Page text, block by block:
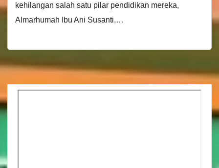
kehilangan salah satu pilar pendidikan mereka,
Almarhumah Ibu Ani Susanti,…